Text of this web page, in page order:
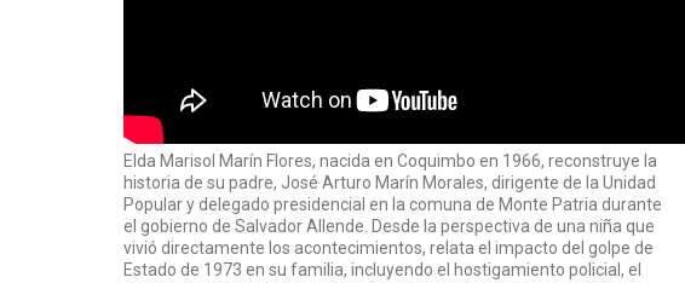
Elda Marisol Marín Flores, nacida en Coquimbo en 1966, reconstruye la
historia de su padre, José Arturo Marín Morales, dirigente de la Unidad
Popular y delegado presidencial en la comuna de Monte Patria durante
el gobierno de Salvador Allende. Desde la perspectiva de una niña que
vivió directamente los acontecimientos, relata el impacto del golpe de
Estado de 1973 en su familia, incluyendo el hostigamiento policial, el